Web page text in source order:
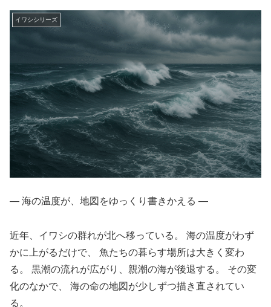
イワシシリーズ
― 海の温度が、地図をゆっくり書きかえる ―
近年、イワシの群れが北へ移っている。 海の温度がわず
かに上がるだけで、 魚たちの暮らす場所は大きく変わ
る。 黒潮の流れが広がり、親潮の海が後退する。 その変
化のなかで、 海の命の地図が少しずつ描き直されてい
る。